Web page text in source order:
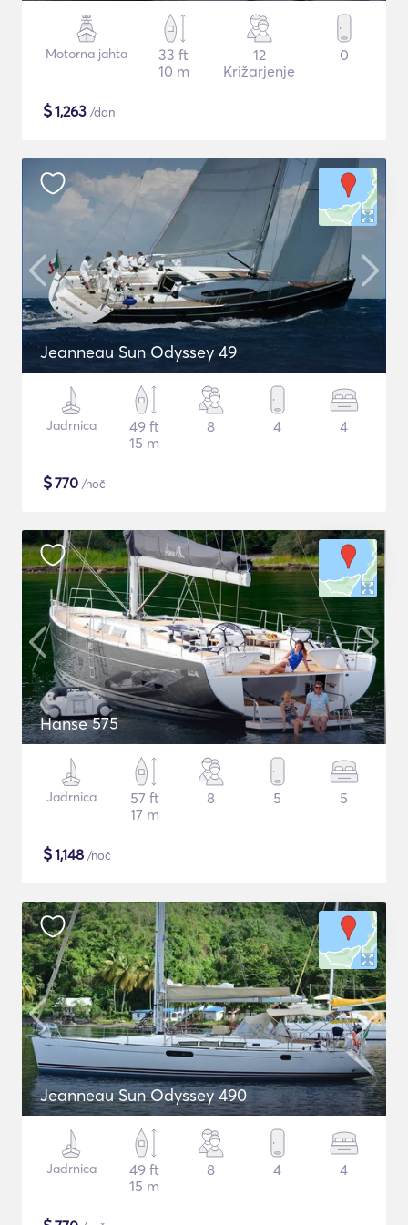
Motorna jahta
33 ft
10 m
12
Križarjenje
0
$1,263 /dan
Jeanneau Sun Odyssey 49
Jadrnica
49 ft
15 m
8 4 4
$770 /noč
Hanse 575
Jadrnica
57 ft
17 m
8 5 5
$1,148 /noč
Jeanneau Sun Odyssey 490
Jadrnica
49 ft
15 m
8 4 4